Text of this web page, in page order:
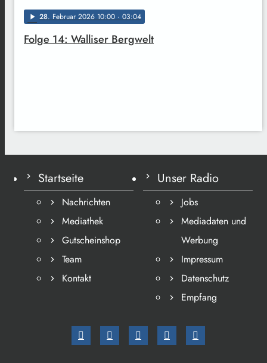
play_arrow 28. Februar 2026 10:00 · 03:04
Folge 14: Walliser Bergwelt
Startseite
Nachrichten
Mediathek
Gutscheinshop
Team
Kontakt
Unser Radio
Jobs
Mediadaten und
Werbung
Impressum
Datenschutz
Empfang